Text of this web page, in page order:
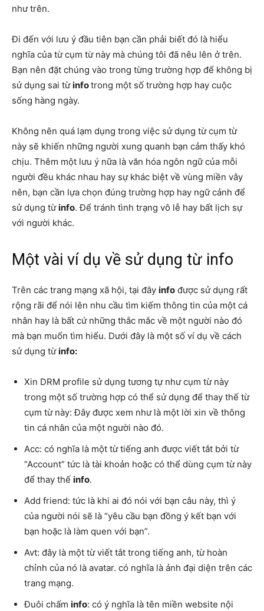
như trên.
Đi đến với lưu ý đầu tiên bạn cần phải biết đó là hiểu
nghĩa của từ cụm từ này mà chúng tôi đã nêu lên ở trên.
Bạn nên đặt chúng vào trong từng trường hợp để không bị
sử dụng sai từinfotrong một số trường hợp hay cuộc
sống hàng ngày.
Không nên quá lạm dụng trong việc sử dụng từ cụm từ
này sẽ khiến những người xung quanh bạn cảm thấy khó
chịu. Thêm một lưu ý nữa là văn hóa ngôn ngữ của mỗi
người đều khác nhau hay sự khác biệt về vùng miền vây
nên, bạn cần lựa chọn đúng trường hợp hay ngữ cảnh để
sử dụng từinfo. Để tránh tình trạng vô lễ hay bất lịch sự
với người khác.
Một vài ví dụ về sử dụng từ info
Trên các trang mạng xã hội, tại đây info được sử dụng rất
rộng rãi để nói lên nhu cầu tìm kiếm thông tin của một cá
nhân hay là bất cứ những thắc mắc về một người nào đó
mà bạn muốn tìm hiểu. Dưới đây là một số ví dụ về cách
sử dụng từinfo:
Xin DRM profile sử dụng tương tự như cụm từ này
trong một số trường hợp có thể sử dụng để thay thế từ
cụm từ này: Đây được xem như là một lời xin về thông
tin cá nhân của một người nào đó.
Acc: có nghĩa là một từ tiếng anh được viết tắt bởi từ
“Account” tức là tài khoản hoặc có thể dùng cụm từ này
để thay thế info.
Add friend: tức là khi ai đó nói với bạn câu này, thì ý
của người nói sẽ là “yêu cầu bạn đồng ý kết bạn với
bạn hoặc là làm quen với bạn”.
Avt: đây là một từ viết tắt trong tiếng anh, từ hoàn
chỉnh của nó là avatar. có nghĩa là ảnh đại diện trên các
trang mạng.
Đuôi chấm info: có ý nghĩa là tên miền website nội